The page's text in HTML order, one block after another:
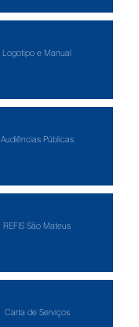
Logotipo e Manual
Audiências Públicas
REFIS São Mateus
Carta de Serviços